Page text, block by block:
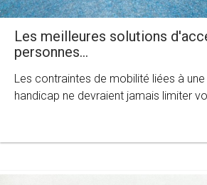
Les meilleures solutions
personnes...
Les contraintes de mobilité liées à
handicap ne devraient jamais limiter